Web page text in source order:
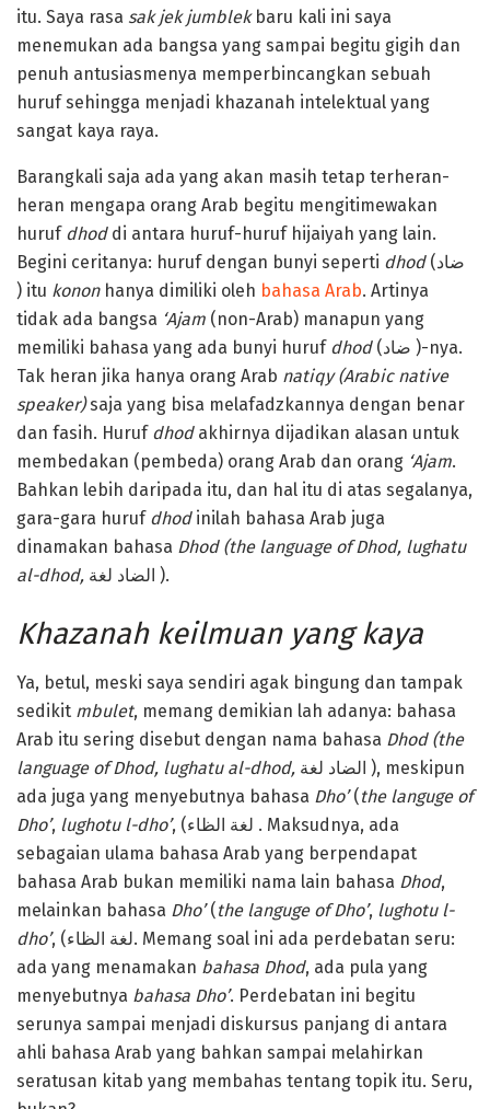
itu. Saya rasa sak jek jumblekbaru kali ini saya
menemukan ada bangsa yang sampai begitu gigih dan
penuh antusiasmenya memperbincangkan sebuah
huruf sehingga menjadi khazanah intelektual yang
sangat kaya raya.
Barangkali saja ada yang akan masih tetap terheran-
heran mengapa orang Arab begitu mengitimewakan
huruf dhoddi antara huruf-huruf hijaiyah yang lain.
Begini ceritanya: huruf dengan bunyi seperti dhod(ضاد
) itu kononhanya dimiliki oleh bahasa Arab. Artinya
tidak ada bangsa ‘Ajam (non-Arab) manapun yang
memiliki bahasa yang ada bunyi huruf dhod(ضاد )-nya.
Tak heran jika hanya orang Arab natiqy (Arabic native
speaker)saja yang bisa melafadzkannya dengan benar
dan fasih. Huruf dhodakhirnya dijadikan alasan untuk
membedakan (pembeda) orang Arab dan orang ‘Ajam.
Bahkan lebih daripada itu, dan hal itu di atas segalanya,
gara-gara huruf dhodinilah bahasa Arab juga
dinamakan bahasa Dhod (the language of Dhod, lughatu
al-dhod,
الضاد لغة ).
Khazanah keilmuan yang kaya
Ya, betul, meski saya sendiri agak bingung dan tampak
sedikit mbulet, memang demikian lah adanya: bahasa
Arab itu sering disebut dengan nama bahasa Dhod (the
language of Dhod, lughatu al-dhod, الضاد لغة ), meskipun
ada juga yang menyebutnya bahasa Dho’(the languge of
Dho’, lughotu l-dho’, (لغة الظاء . Maksudnya, ada
sebagaian ulama bahasa Arab yang berpendapat
bahasa Arab bukan memiliki nama lain bahasa Dhod,
melainkan bahasa Dho’(the languge of Dho’, lughotu l-
dho’, (لغة الظاء. Memang soal ini ada perdebatan seru:
ada yang menamakan bahasa Dhod, ada pula yang
menyebutnya bahasa Dho’. Perdebatan ini begitu
serunya sampai menjadi diskursus panjang di antara
ahli bahasa Arab yang bahkan sampai melahirkan
seratusan kitab yang membahas tentang topik itu. Seru,